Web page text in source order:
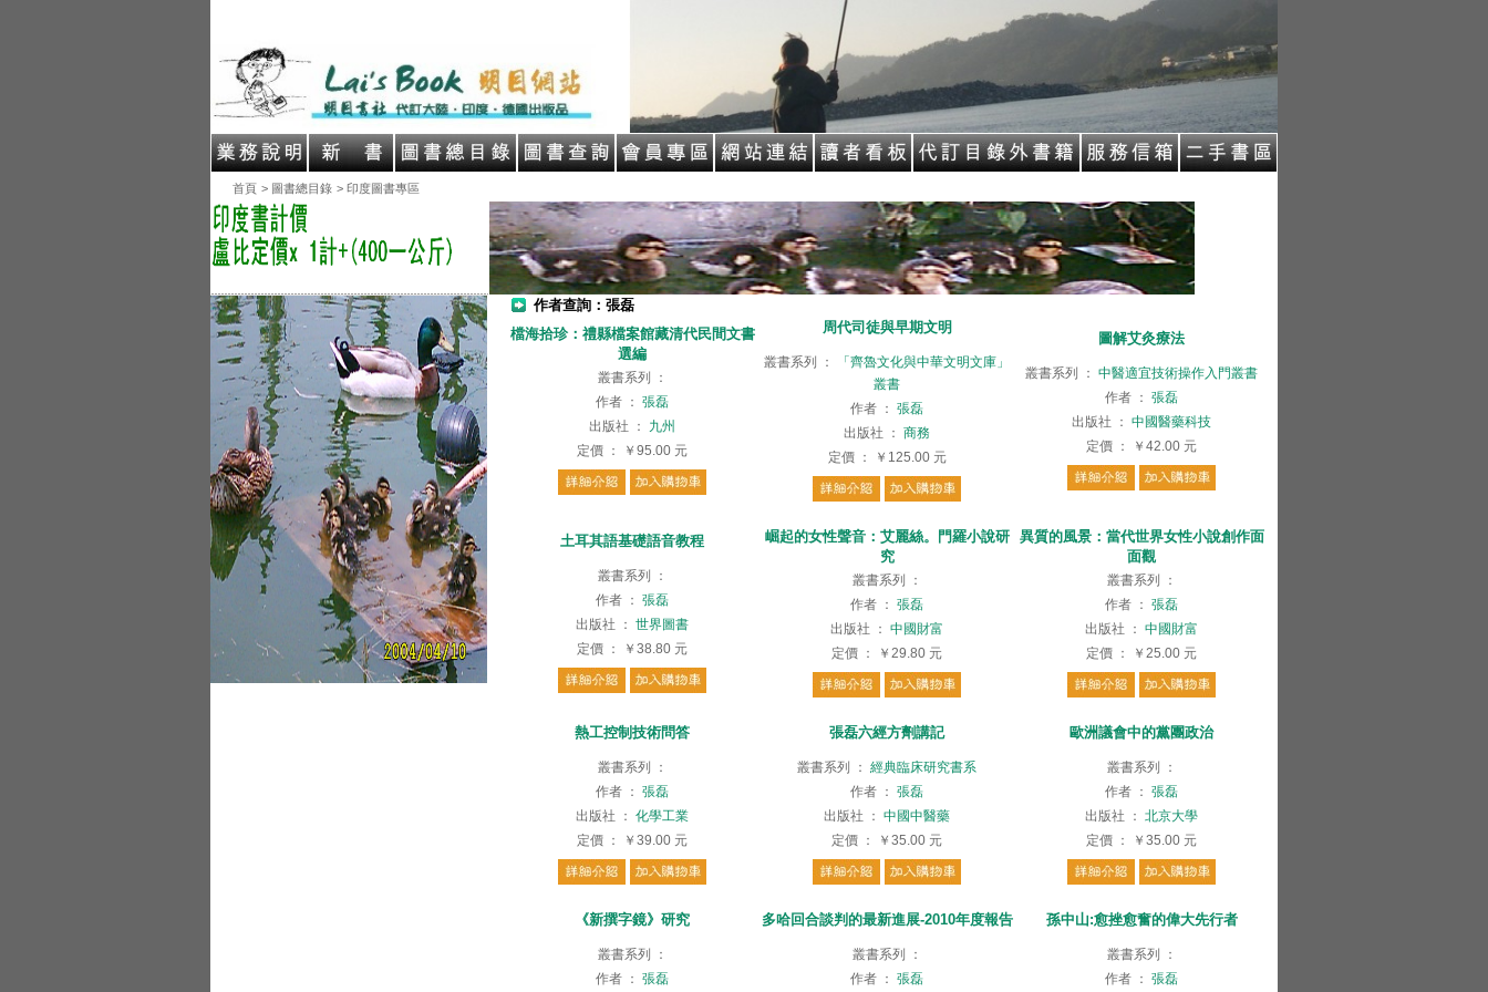
首頁 > 圖書總目錄 > 印度圖書專區
作者查詢：張磊
檔海拾珍：禮縣檔案館藏清代民間文書
選編
叢書系列
：
作者 ： 張磊
出版社
：
九州
定價 ： ￥95.00 元
周代司徒與早期文明
叢書系列 ：
「齊魯文化與中華文明文庫」
叢書
作者 ： 張磊
出版社
： 商務
定價
： ￥125.00 元
圖解艾灸療法
叢書系列 ： 中醫適宜技術操作入門叢書
作者 ： 張磊
出版社
： 中國醫藥科技
定價 ： ￥42.00 元
土耳其語基礎語音教程
叢書系列
：
作者 ： 張磊
出版社
： 世界圖書
定價 ： ￥38.80 元
崛起的女性聲音：艾麗絲。門羅小說研
究
叢書系列
：
作者 ： 張磊
出版社
： 中國財富
定價 ： ￥29.80 元
異質的風景：當代世界女性小說創作面
面觀
叢書系列
：
作者 ： 張磊
出版社
： 中國財富
定價 ： ￥25.00 元
熱工控制技術問答
叢書系列
：
作者 ： 張磊
出版社
： 化學工業
定價 ： ￥39.00 元
張磊六經方劑講記
叢書系列 ： 經典臨床研究書系
作者 ： 張磊
出版社
： 中國中醫藥
定價 ： ￥35.00 元
歐洲議會中的黨團政治
叢書系列
：
作者 ： 張磊
出版社
： 北京大學
定價 ： ￥35.00 元
《新撰字鏡》研究
叢書系列
：
作者 ： 張磊
多哈回合談判的最新進展-2010年度報告
叢書系列
：
作者 ： 張磊
孫中山:愈挫愈奮的偉大先行者
叢書系列
：
作者 ： 張磊